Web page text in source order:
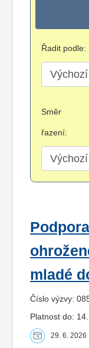
Řadit podle:
Směr
řazení:
mladé
Číslo výzvy:
Platnost do:
29. 6. 2026